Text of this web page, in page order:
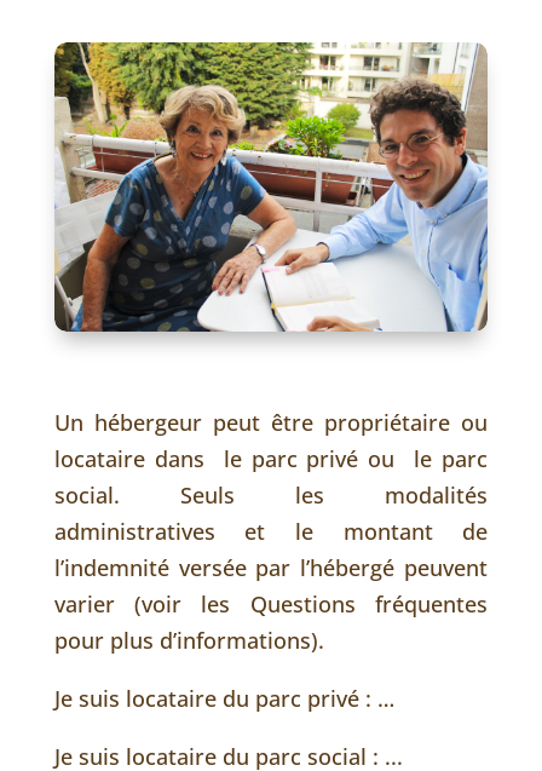
Un hébergeur peut être propriétaire ou
locataire dans le parc privé ou le parc
social. Seuls les modalités
administratives et le montant de
l’indemnité versée par l’hébergé peuvent
varier (voir les Questions fréquentes
pour plus d’informations).
Je suis locataire du parc privé : …
Je suis locataire du parc social : ...